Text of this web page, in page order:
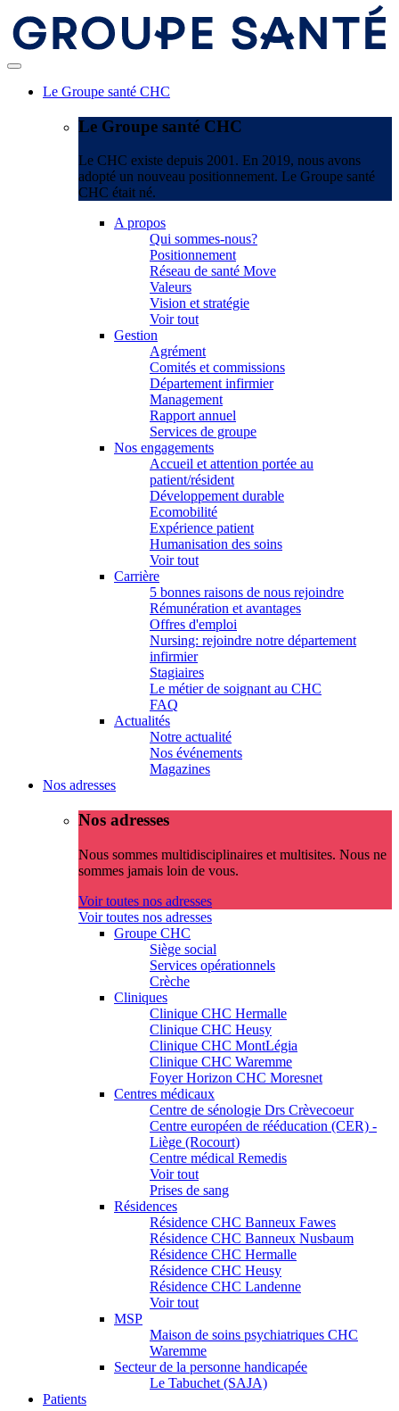
Le Groupe santé CHC
Le Groupe santé CHC
Le CHC existe depuis 2001. En 2019, nous avons
adopté un nouveau positionnement. Le Groupe santé
CHC était né.
A propos
Qui sommes-nous?
Positionnement
Réseau de santé Move
Valeurs
Vision et stratégie
Voir tout
Gestion
Agrément
Comités et commissions
Département infirmier
Management
Rapport annuel
Services de groupe
Nos engagements
Accueil et attention portée au
patient/résident
Développement durable
Ecomobilité
Expérience patient
Humanisation des soins
Voir tout
Carrière
5 bonnes raisons de nous rejoindre
Rémunération et avantages
Offres d'emploi
Nursing: rejoindre notre département
infirmier
Stagiaires
Le métier de soignant au CHC
FAQ
Actualités
Notre actualité
Nos événements
Magazines
Nos adresses
Nos adresses
Nous sommes multidisciplinaires et multisites. Nous ne
sommes jamais loin de vous.
Voir toutes nos adresses
Voir toutes nos adresses
Groupe CHC
Siège social
Services opérationnels
Crèche
Cliniques
Clinique CHC Hermalle
Clinique CHC Heusy
Clinique CHC MontLégia
Clinique CHC Waremme
Foyer Horizon CHC Moresnet
Centres médicaux
Centre de sénologie Drs Crèvecoeur
Centre européen de rééducation (CER) -
Liège (Rocourt)
Centre médical Remedis
Voir tout
Prises de sang
Résidences
Résidence CHC Banneux Fawes
Résidence CHC Banneux Nusbaum
Résidence CHC Hermalle
Résidence CHC Heusy
Résidence CHC Landenne
Voir tout
MSP
Maison de soins psychiatriques CHC
Waremme
Secteur de la personne handicapée
Le Tabuchet (SAJA)
Patients